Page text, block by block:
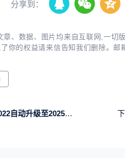
分享到：
章、数据、图片均来自互联网,一切
你的权益请来信告知我们删除。邮
级至2025：运维天塌了